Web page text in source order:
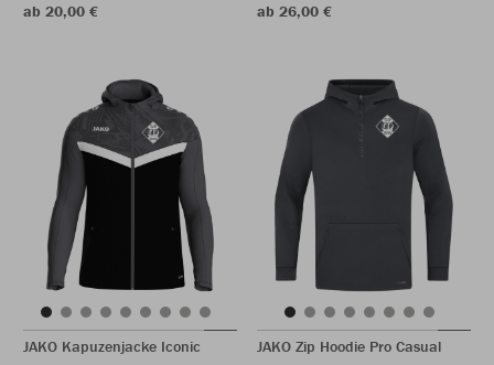
ab 20,00 €
ab 26,00 €
JAKO Kapuzenjacke Iconic
JAKO Zip Hoodie Pro Casual